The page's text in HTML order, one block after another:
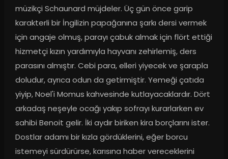
müzikçi Schaunard müjdeler. Üç gün önce garip
karakterli bir İngilizin papağanına şarkı dersi vermek
için angaje olmuş, parayı çabuk almak için flört ettiği
hizmetçi kızın yardımıyla hayvanı zehirlemiş, ders
parasını almıştır. Cebi para, elleri yiyecek ve şarapla
doludur, ayrıca odun da getirmiştir. Yemeği çatıda
yiyip, Noel'i Momus kahvesinde kutlayacaklardır. Dört
arkadaş neşeyle ocağı yakıp sofrayı kurarlarken ev
sahibi Benoit gelir. İki aydır biriken kira borçlarını ister.
Dostlar adamı bir kızla gördüklerini, eğer borcu
istemeyi sürdürürse, karısına haber vereceklerini